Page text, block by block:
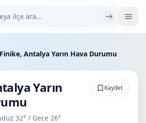
ara
Finike, Antalya Yarın Hava Durumu
Yarın
32° / Gece 26°
Kaydet